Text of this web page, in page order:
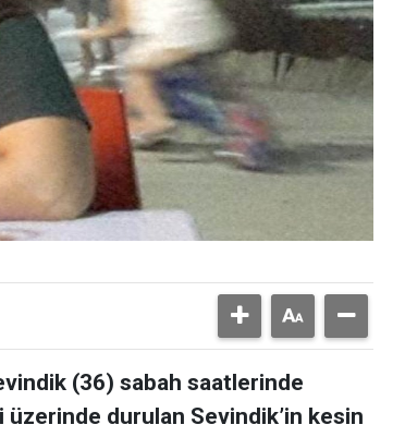
(36) sabah saatlerinde
durulan Sevindik’in kesin